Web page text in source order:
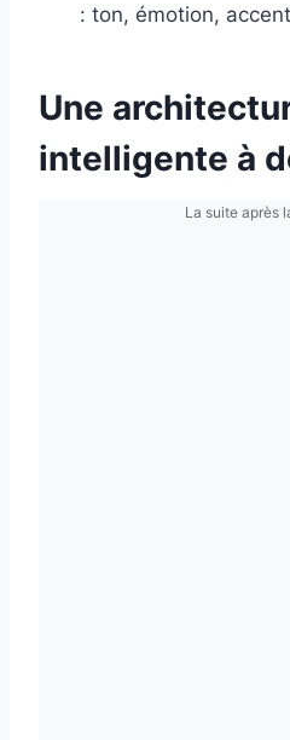
: ton, émotion,
Une
intelligente à
La suite après